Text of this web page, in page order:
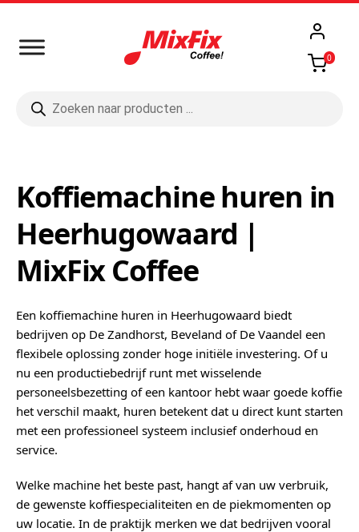
0
zoeken
Koffiemachine huren in
Heerhugowaard |
MixFix Coffee
Een koffiemachine huren in Heerhugowaard biedt
bedrijven op De Zandhorst, Beveland of De Vaandel een
flexibele oplossing zonder hoge initiële investering. Of u
nu een productiebedrijf runt met wisselende
personeelsbezetting of een kantoor hebt waar goede koffie
het verschil maakt, huren betekent dat u direct kunt starten
met een professioneel systeem inclusief onderhoud en
service.
Welke machine het beste past, hangt af van uw verbruik,
de gewenste koffiespecialiteiten en de piekmomenten op
uw locatie. In de praktijk merken we dat bedrijven vooral